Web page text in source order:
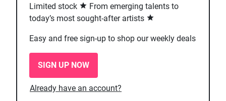
Limited stock
From emerging talents to
today’s most sought-after artists
Easy and free sign-up to shop our weekly deals
SIGN UP NOW
Already have an account?